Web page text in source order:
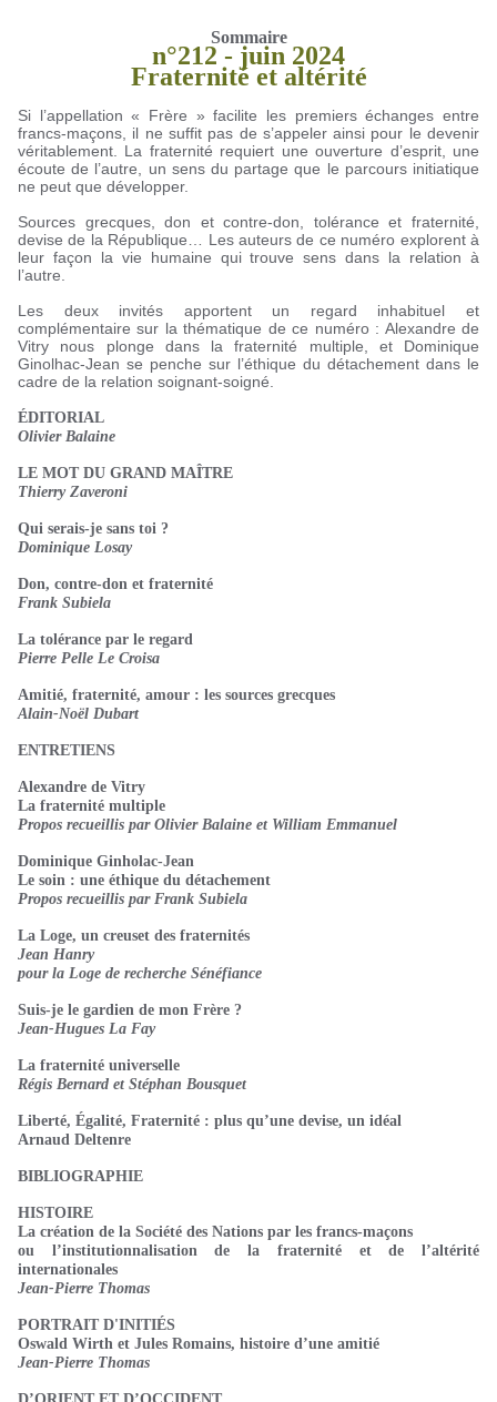
Sommaire
n°212 - juin 2024
Fraternité et altérité
Si l’appellation « Frère » facilite les premiers échanges entre
francs-maçons, il ne suffit pas de s’appeler ainsi pour le devenir
véritablement. La fraternité requiert une ouverture d’esprit, une
écoute de l’autre, un sens du partage que le parcours initiatique
ne peut que développer.
Sources grecques, don et contre-don, tolérance et fraternité,
devise de la République… Les auteurs de ce numéro explorent à
leur façon la vie humaine qui trouve sens dans la relation à
l’autre.
Les deux invités apportent un regard inhabituel et
complémentaire sur la thématique de ce numéro : Alexandre de
Vitry nous plonge dans la fraternité multiple, et Dominique
Ginolhac-Jean se penche sur l’éthique du détachement dans le
cadre de la relation soignant-soigné.
ÉDITORIAL
Olivier Balaine
LE MOT DU GRAND MAÎTRE
Thierry Zaveroni
Qui serais-je sans toi ?
Dominique Losay
Don, contre-don et fraternité
Frank Subiela
La tolérance par le regard
Pierre Pelle Le Croisa
Amitié, fraternité, amour : les sources grecques
Alain-Noël Dubart
ENTRETIENS
Alexandre de Vitry
La fraternité multiple
Propos recueillis par Olivier Balaine et William Emmanuel
Dominique Ginholac-Jean
Le soin : une éthique du détachement
Propos recueillis par Frank Subiela
La Loge, un creuset des fraternités
Jean Hanry
pour la Loge de recherche Sénéfiance
Suis-je le gardien de mon Frère ?
Jean-Hugues La Fay
La fraternité universelle
Régis Bernard et Stéphan Bousquet
Liberté, Égalité, Fraternité : plus qu’une devise, un idéal
Arnaud Deltenre
BIBLIOGRAPHIE
HISTOIRE
La création de la Société des Nations par les francs-maçons
ou l’institutionnalisation de la fraternité et de l’altérité
internationales
Jean-Pierre Thomas
PORTRAIT D'INITIÉS
Oswald Wirth et Jules Romains, histoire d’une amitié
Jean-Pierre Thomas